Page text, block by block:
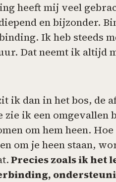
heeft mij veel
en bijzonder.
Ik heb steeds
Dat neemt ik altijd
ik dan in het bos, de
ik een omgevallen
om hem heen.
om je heen staan,
Precies zoals ik het